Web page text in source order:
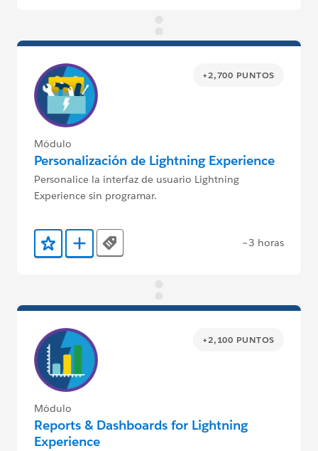
+2,700 PUNTOS
Módulo
Personalización de Lightning Experience
Personalice la interfaz de usuario Lightning
Experience sin programar.
Agregar a favoritos
Agregar a Trailmix
Tags ~3 horas
+2,100 PUNTOS
Módulo
Reports & Dashboards for Lightning
Experience